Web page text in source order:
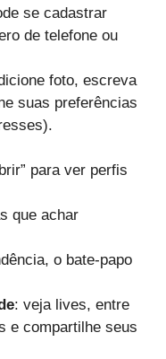
se cadastrar
de telefone ou
foto, escreva
suas preferências
para ver perfis
que achar
o bate-papo
: veja lives, entre
e compartilhe seus